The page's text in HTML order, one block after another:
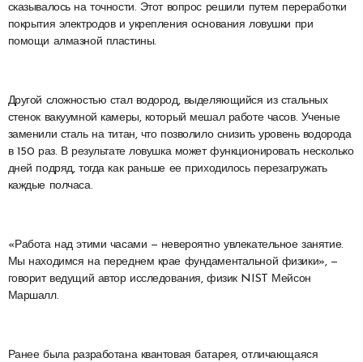
сказывалось на точности. Этот вопрос решили путем переработки
покрытия электродов и укрепления основания ловушки при
помощи алмазной пластины.
Другой сложностью стал водород, выделяющийся из стальных
стенок вакуумной камеры, который мешал работе часов. Ученые
заменили сталь на титан, что позволило снизить уровень водорода
в 150 раз. В результате ловушка может функционировать несколько
дней подряд, тогда как раньше ее приходилось перезагружать
каждые полчаса.
«Работа над этими часами — невероятно увлекательное занятие.
Мы находимся на переднем крае фундаментальной физики», —
говорит ведущий автор исследования, физик NIST Мейсон
Маршалл.
Ранее была разработана квантовая батарея, отличающаяся